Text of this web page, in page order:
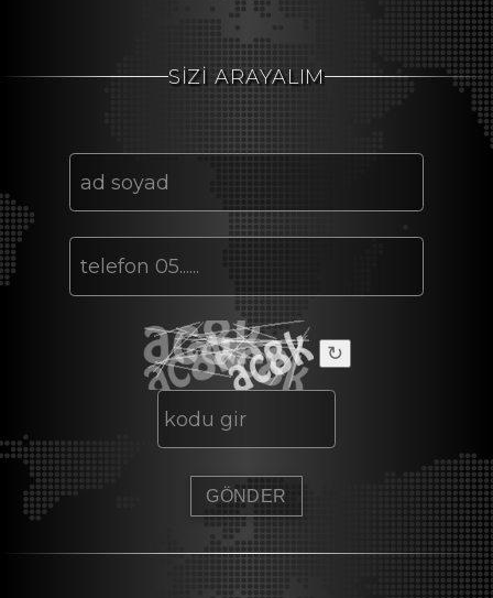
SİZİ ARAYALIM
↻